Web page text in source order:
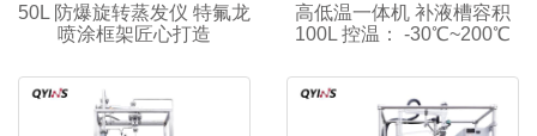
50L 防爆旋转蒸发仪 特氟龙
喷涂框架匠心打造
高低温一体机 补液槽容积
100L 控温： -30℃~200℃